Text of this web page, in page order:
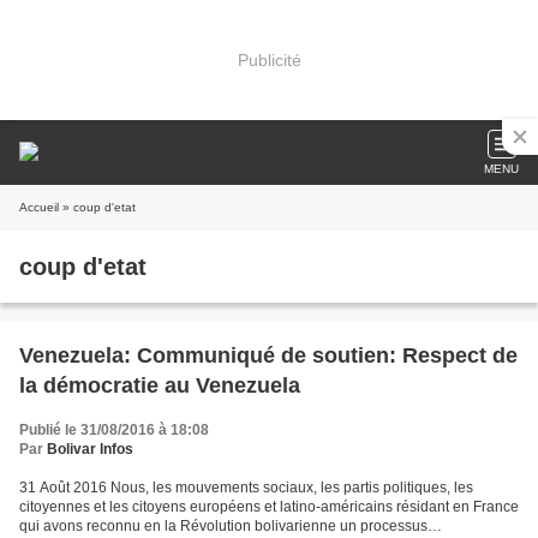
Publicité
MENU
Accueil » coup d'etat
coup d'etat
Venezuela: Communiqué de soutien: Respect de
la démocratie au Venezuela
Publié le 31/08/2016 à 18:08
Par Bolivar Infos
31 Août 2016 Nous, les mouvements sociaux, les partis politiques, les
citoyennes et les citoyens européens et latino-américains résidant en France
qui avons reconnu en la Révolution bolivarienne un processus